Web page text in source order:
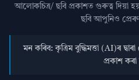
আলোকচিত্ৰ/ ছবি প্রকাশত গুৰুত্ব দিয়া
ছবি আপুনিও
মন কৰিব: কৃত্ৰিম বুদ্ধিমত্তা (AI)ৰ
প্ৰকাশ